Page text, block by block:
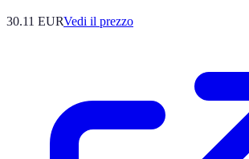
30.11 EURVedi il prezzo